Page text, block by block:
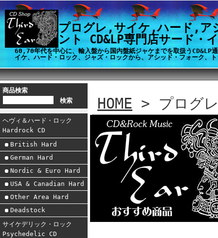
プログレ,サイケ,ハード,ア
ント CD&LP専門店サード・
60,70年代を中心に、輸入盤から国内盤紙ジャケまでを取扱うCD&LP
イケ、ハード・ロック、ジャズ・ロックから、アシッド・フォーク、
商品検索
ヘヴィ＆ハード・ロック
Hardrock CD
British Hard
German Hard
Nordic & Euro Hard
USA & Canadian Hard
Other Area Hard
Deadstock
サイケデリック・ロック
Psychedelic CD
HOME > プログ